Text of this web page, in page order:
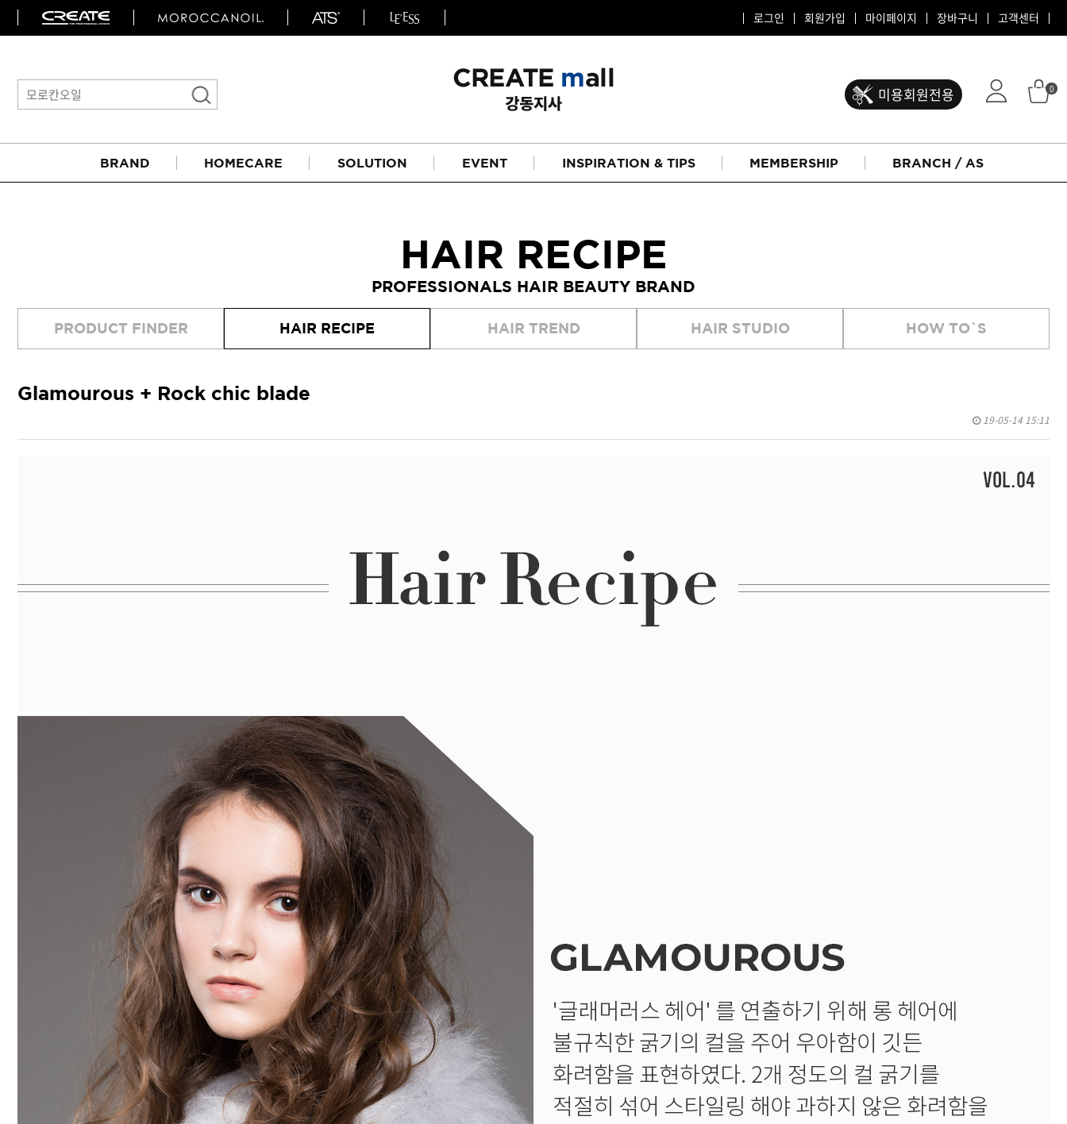
고객센터
장바구니
마이페이지
회원가입
로그인
미용회원전용 0
BRAND HOMECARE SOLUTION EVENT INSPIRATION & TIPS MEMBERSHIP BRANCH / AS
아이롱기
매직기
펌기
헤어 리페어라인
하이드레이션 라인
ATS 퍼스티지
리버시
컨디셔너
트리트먼트
토닉
세럼
오일
에센셜
스타일링
브러쉬
아이롱기
매직기
드라이어
모로칸오일 하이드레이팅 스
타일링 크림 300ml
미용회원전용
ATS 스타일뮤즈 샤이니 홀딩
픽서 250ml
18,000원
DAMAGE MOISTURE VOLUME NO FRIZZ CURL SCALP
HAIR RECIPE
PROFESSIONALS HAIR BEAUTY BRAND
PRODUCT FINDER HAIR RECIPE HAIR TREND HAIR STUDIO HOW TO`S
Glamourous + Rock chic blade
19-05-14 15:11